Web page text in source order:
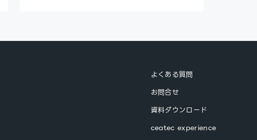
よくある質問
お問合せ
資料ダウンロード
ceatec experience